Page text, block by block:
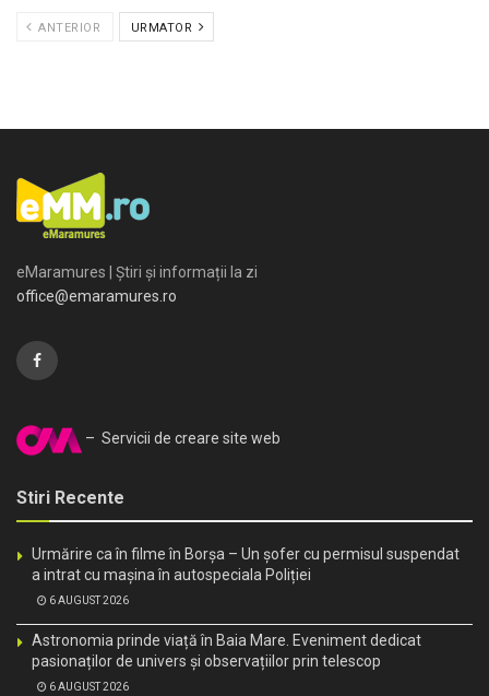
ANTERIOR URMATOR
eMaramures | Știri și informații la zi
office@emaramures.ro
– Servicii de creare site web
Stiri Recente
Urmărire ca în filme în Borșa – Un șofer cu permisul suspendat
a intrat cu mașina în autospeciala Poliției
6 AUGUST 2026
Astronomia prinde viață în Baia Mare. Eveniment dedicat
pasionaților de univers și observațiilor prin telescop
6 AUGUST 2026